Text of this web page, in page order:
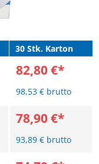
30 Stk. Karton
82,80 €*
98,53 € brutto
78,90 €*
93,89 € brutto